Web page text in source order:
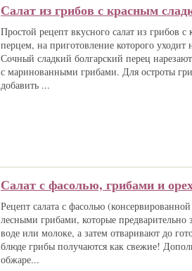
Салат из грибов с красным
Простой рецепт вкусного салат из грибов
перцем, на приготовление которого
Сочный сладкий болгарский перец
с маринованными грибами. Для остроты
добавить ...
Салат с фасолью, грибами и
Рецепт салата с фасолью
лесными грибами, которые предварительно
воде или молоке, а затем отваривают до
блюде грибы получаются как свежие!
обжаре...